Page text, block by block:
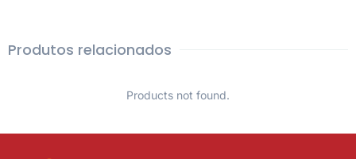
Produtos relacionados
Products not found.